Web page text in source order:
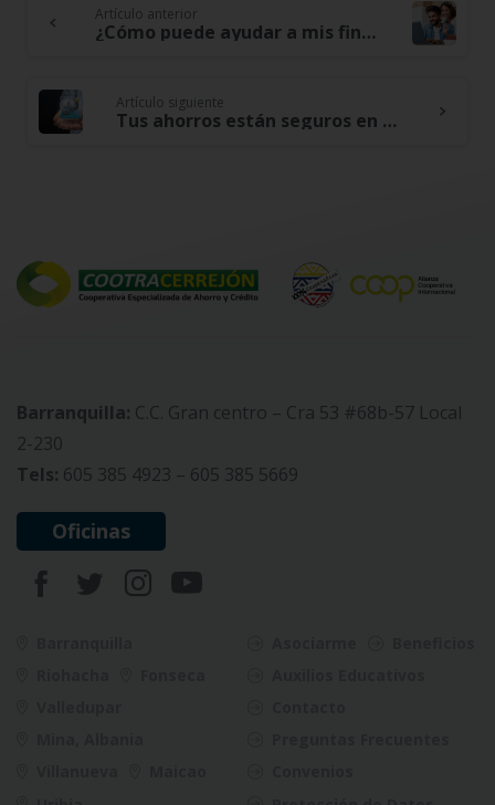
Continue
Reading
Artículo anterior
¿Cómo puede ayudar a mis finanzas pertenecer a una Cooperativa como Cootracerrejón?
Artículo siguiente
Tus ahorros están seguros en Cootracerrejón
Barranquilla: C.C. Gran centro – Cra 53 #68b-57 Local
2-230
Tels: 605 385 4923 – 605 385 5669
Oficinas